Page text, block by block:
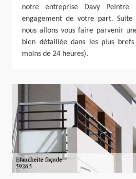
notre entreprise Davy Peintre
engagement de votre part. Suite
nous allons vous faire parvenir
bien détaillée dans les plus
moins de 24 heures).